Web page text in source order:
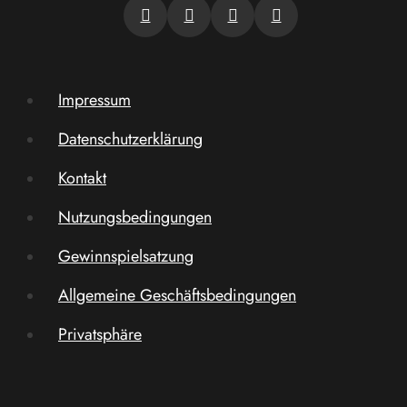
Impressum
Datenschutzerklärung
Kontakt
Nutzungsbedingungen
Gewinnspielsatzung
Allgemeine Geschäftsbedingungen
Privatsphäre